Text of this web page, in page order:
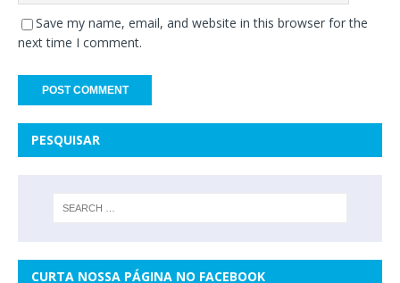
Save my name, email, and website in this browser for the
next time I comment.
PESQUISAR
CURTA NOSSA PÁGINA NO FACEBOOK